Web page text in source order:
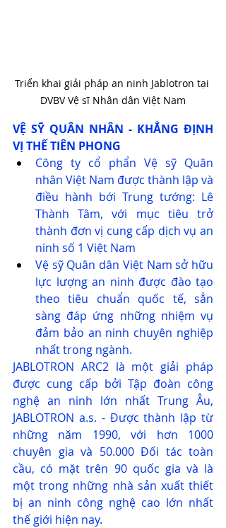
Triển khai giải pháp an ninh Jablotron tại
DVBV Vệ sĩ Nhân dân Việt Nam
VỆ SỸ QUÂN NHÂN - KHẲNG ĐỊNH
VỊ THẾ TIÊN PHONG
Công ty cổ phẩn Vệ sỹ Quân
nhân Việt Nam được thành lập và
điều hành bới Trung tướng: Lê
Thành Tâm, với mục tiêu trở
thành đơn vị cung cấp dịch vụ an
ninh số 1 Việt Nam
Vệ sỹ Quân dân Việt Nam sở hữu
lực lượng an ninh được đào tạo
theo tiêu chuẩn quốc tế, sẳn
sàng đáp ứng những nhiệm vụ
đảm bảo an ninh chuyên nghiệp
nhất trong ngành.
JABLOTRON ARC2 là một giải pháp
được cung cấp bởi Tập đoàn công
nghệ an ninh lớn nhất Trung Âu,
JABLOTRON a.s. - Được thành lập từ
những năm 1990, với hơn 1000
chuyên gia và 50.000 Đối tác toàn
cầu, có mặt trên 90 quốc gia và là
một trong những nhà sản xuất thiết
bị an ninh công nghệ cao lớn nhất
thế giới hiện nay.